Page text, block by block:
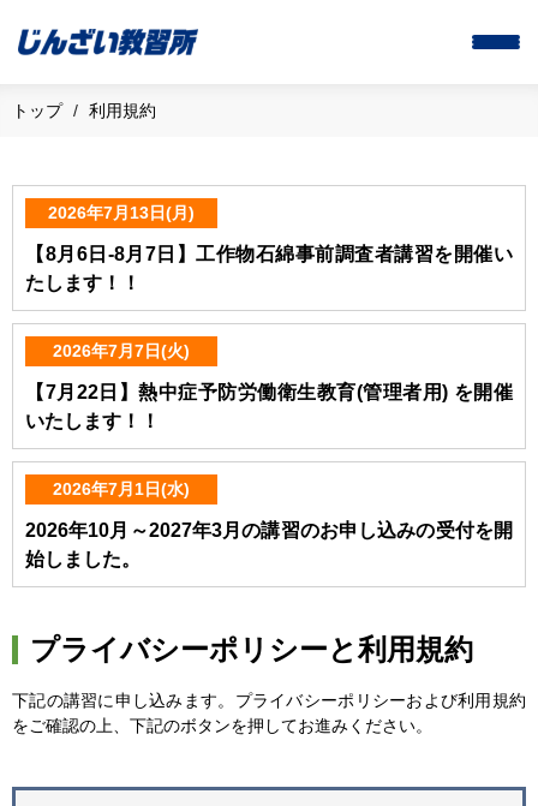
トップ 利用規約
2026年7月13日(月)
【8月6日-8月7日】工作物石綿事前調査者講習を開催い
たします！！
2026年7月7日(火)
【7月22日】熱中症予防労働衛生教育(管理者用) を開催
いたします！！
2026年7月1日(水)
2026年10月～2027年3月の講習のお申し込みの受付を開
始しました。
プライバシーポリシーと利用規約
下記の講習に申し込みます。プライバシーポリシーおよび利用規約
をご確認の上、下記のボタンを押してお進みください。